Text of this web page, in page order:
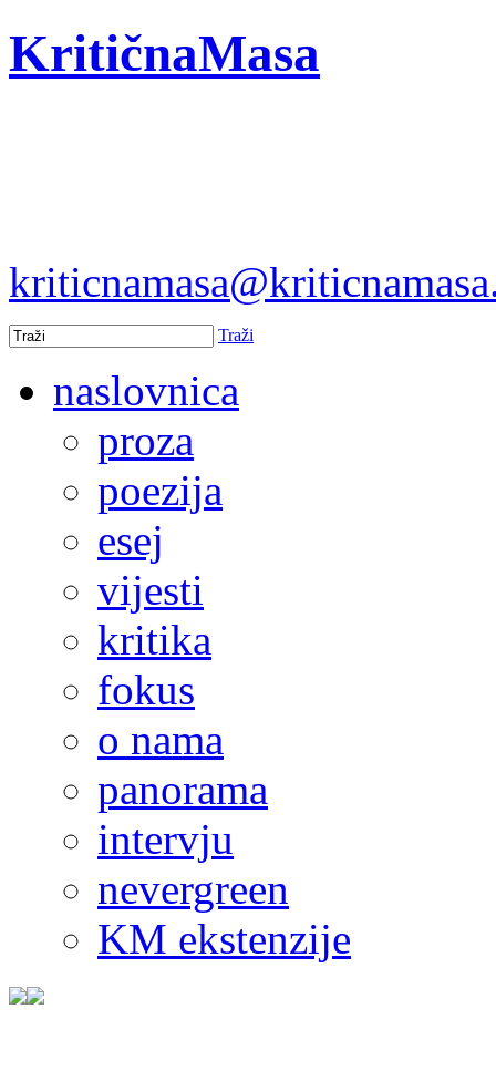
KritičnaMasa
Traži
naslovnica
proza
poezija
esej
vijesti
kritika
fokus
o nama
panorama
intervju
nevergreen
KM ekstenzije